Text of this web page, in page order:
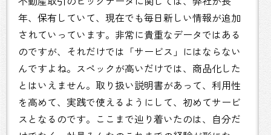
年、保有していて、現在でも毎日新しい情報が追加
されていっています。非常に貴重なデータではある
のですが、それだけでは「サービス」にはならない
んですよね。スペックが高いだけでは、商品化した
とはいえません。取り扱い説明書があって、利用性
を高めて、実践で使えるようにして、初めてサービ
スとなるのです。ここまで辿り着いたのは、自分だ